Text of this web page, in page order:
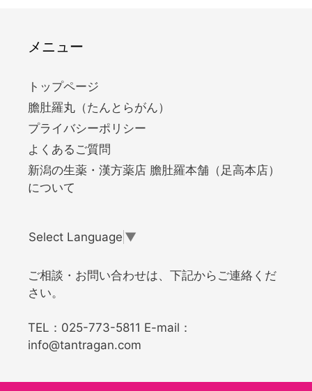
メニュー
トップページ
膽肚羅丸（たんとらがん）
プライバシーポリシー
よくあるご質問
新潟の生薬・漢方薬店 膽肚羅本舗（足高本店）
について
Select Language ▼
ご相談・お問い合わせは、下記からご連絡くだ
さい。
TEL： 025-773-5811 E-mail：
info@tantragan.com